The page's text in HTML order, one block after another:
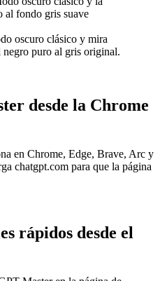
al fondo gris suave
oscuro clásico y mira
puro al gris original.
desde la Chrome
en Chrome, Edge, Brave, Arc y
chatgpt.com para que la página
rápidos desde el